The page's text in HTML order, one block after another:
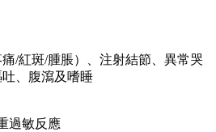
/紅斑/腫脹）、注射結節、異常哭
、腹瀉及嗜睡
過敏反應